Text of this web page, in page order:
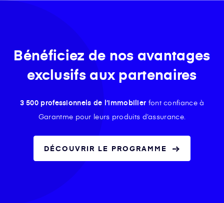
Bénéficiez de nos avantages
exclusifs aux partenaires
3 500 professionnels de l’immobilier font confiance à
Garantme pour leurs produits d’assurance.
DÉCOUVRIR LE PROGRAMME